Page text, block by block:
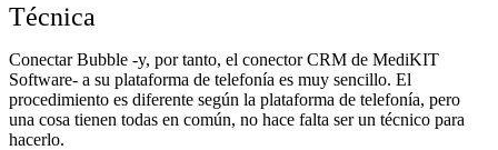
Técnica
Conectar Bubble -y, por tanto, el conector CRM de MediKIT
Software- a su plataforma de telefonía es muy sencillo. El
procedimiento es diferente según la plataforma de telefonía, pero
una cosa tienen todas en común, no hace falta ser un técnico para
hacerlo.